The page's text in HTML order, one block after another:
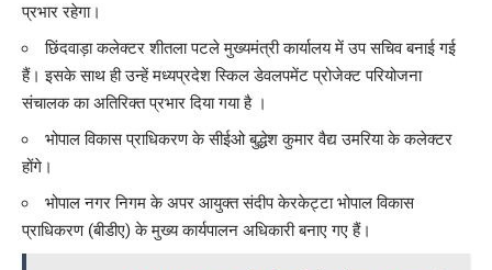
प्रभार रहेगा।
छिंदवाड़ा कलेक्टर शीतला पटले मुख्यमंत्री कार्यालय में उप सचिव बनाई गई
हैं। इसके साथ ही उन्हें मध्यप्रदेश स्किल डेवलपमेंट प्रोजेक्ट परियोजना
संचालक का अतिरिक्त प्रभार दिया गया है ।
भोपाल विकास प्राधिकरण के सीईओ बुद्धेश कुमार वैद्य उमरिया के कलेक्टर
होंगे।
भोपाल नगर निगम के अपर आयुक्त संदीप केरकेट्टा भोपाल विकास
प्राधिकरण (बीडीए) के मुख्य कार्यपालन अधिकारी बनाए गए हैं।